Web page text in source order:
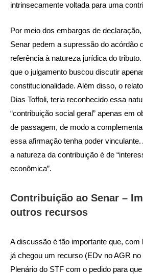
intrinsecamente voltada para uma
Por meio dos embargos de
Senar pedem a supressão do acórdão
referência à natureza jurídica do
que o julgamento buscou discutir
constitucionalidade. Além disso, o
Dias Toffoli, teria reconhecido essa
“contribuição social geral” apenas em
de passagem, de modo a
essa afirmação tenha poder
a natureza da contribuição é de
econômica”.
Contribuição ao Senar –
outros recursos
A discussão é tão importante que, com
já chegou um recurso (EDv no AGR
Plenário do STF com o pedido para